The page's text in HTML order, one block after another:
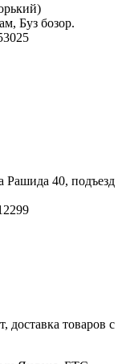
Буз бозор.
Рашида 40, подъезд
доставка товаров с